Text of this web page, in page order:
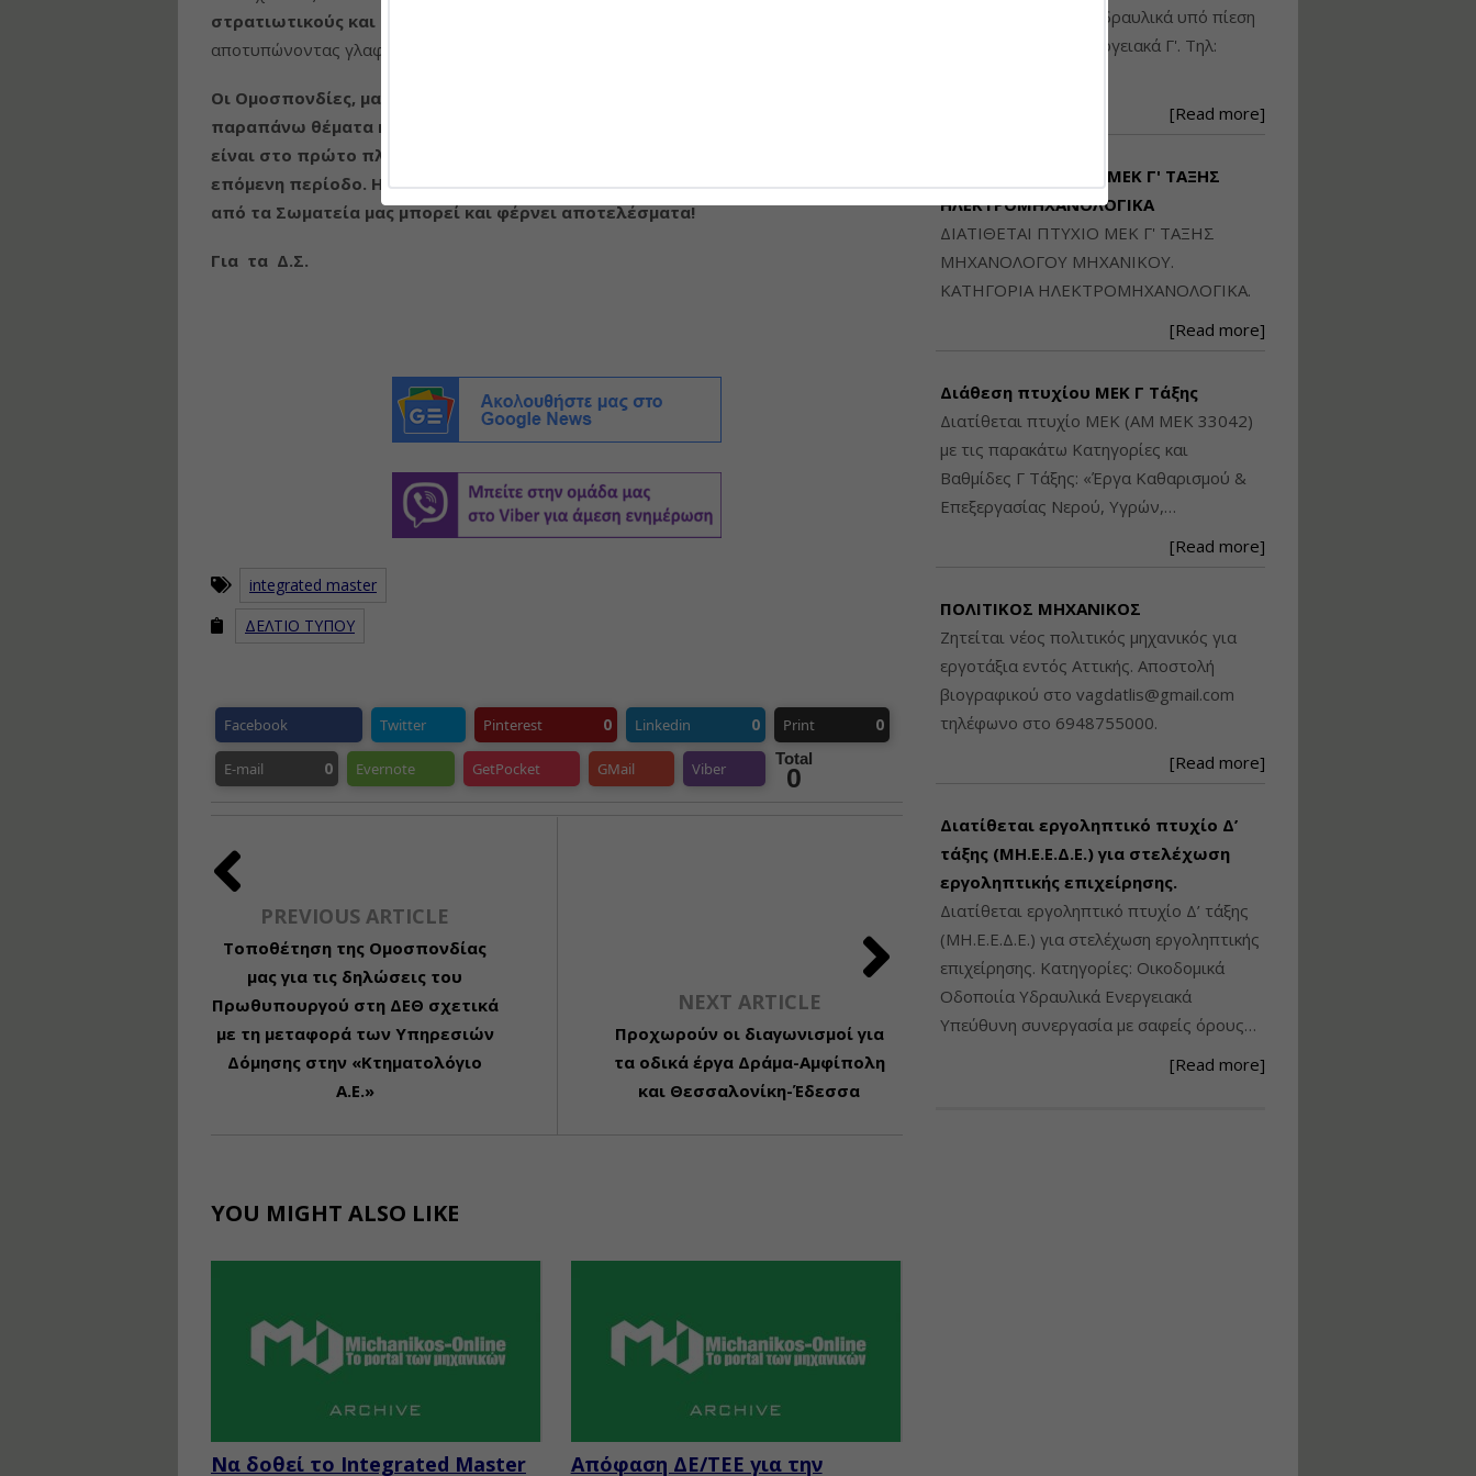
στρατιωτικούς και τους ένστολους (153 και 120 εκατ. € αντίστοιχα),
αποτυπώνοντας γλαφυρά και τις προτεραιότητες της κυβέρνησης.
Οι Ομοσπονδίες, μας από κοινού θα ζητήσουν διευκρινήσεις και λύσεις στα
παραπάνω θέματα και προφανώς οι μισθολογικές μας διεκδικήσεις θα
είναι στο πρώτο πλάνο των κινητοποιήσεων που θα πραγματοποιήσουμε την
επόμενη περίοδο. Η συμμετοχή, η συλλογικότητα και η αγωνιστικότητα γύρω
από τα Σωματεία μας μπορεί και φέρνει αποτελέσματα!
Για τα Δ.Σ.
integrated master
ΔΕΛΤΙΟ ΤΥΠΟΥ
Facebook Twitter Pinterest 0 Linkedin 0 Print 0
E-mail 0 Evernote GetPocket GMail Viber
Total
0
PREVIOUS ARTICLE
Τοποθέτηση της Ομοσπονδίας
μας για τις δηλώσεις του
Πρωθυπουργού στη ΔΕΘ σχετικά
με τη μεταφορά των Υπηρεσιών
Δόμησης στην «Κτηματολόγιο
Α.Ε.»
NEXT ARTICLE
Προχωρούν οι διαγωνισμοί για
τα οδικά έργα Δράμα-Αμφίπολη
και Θεσσαλονίκη-Έδεσσα
YOU MIGHT ALSO LIKE
Να δοθεί το Integrated Master Απόφαση ΔΕ/ΤΕΕ για την
Μηχανικού: Η/Μ Γ', Υδραυλικά υπό πίεση
Β', Βιομηχανικά - Ενεργειακά Γ'. Τηλ:
[Read more]
ΔΙΑΤΙΘΕΤΑΙ ΠΤΥΧΙΟ ΜΕΚ Γ' ΤΑΞΗΣ
ΗΛΕΚΤΡΟΜΗΧΑΝΟΛΟΓΙΚΑ
ΔΙΑΤΙΘΕΤΑΙ ΠΤΥΧΙΟ ΜΕΚ Γ' ΤΑΞΗΣ
ΜΗΧΑΝΟΛΟΓΟΥ ΜΗΧΑΝΙΚΟΥ.
ΚΑΤΗΓΟΡΙΑ ΗΛΕΚΤΡΟΜΗΧΑΝΟΛΟΓΙΚΑ.
[Read more]
Διάθεση πτυχίου ΜΕΚ Γ Τάξης
Διατίθεται πτυχίο ΜΕΚ (ΑΜ ΜΕΚ 33042)
με τις παρακάτω Κατηγορίες και
Βαθμίδες Γ Τάξης: «Έργα Καθαρισμού &
Επεξεργασίας Νερού, Υγρών,…
[Read more]
ΠΟΛΙΤΙΚΟΣ ΜΗΧΑΝΙΚΟΣ
Ζητείται νέος πολιτικός μηχανικός για
εργοτάξια εντός Αττικής. Αποστολή
βιογραφικού στο vagdatlis@gmail.com
τηλέφωνο στο 6948755000.
[Read more]
Διατίθεται εργοληπτικό πτυχίο Δ’
τάξης (ΜΗ.Ε.Ε.Δ.Ε.) για στελέχωση
εργοληπτικής επιχείρησης.
Διατίθεται εργοληπτικό πτυχίο Δ’ τάξης
(ΜΗ.Ε.Ε.Δ.Ε.) για στελέχωση εργοληπτικής
επιχείρησης. Κατηγορίες: Οικοδομικά
Οδοποιία Υδραυλικά Ενεργειακά
Υπεύθυνη συνεργασία με σαφείς όρους…
[Read more]
Ταυτότητα Κτιρίου/
και Πράξη (2024)
Πολεοδομικού
Σχεδιασμού Εντός
Ορίων Πόλεων και
Οικισμών και Εκτός
Εισηγήτρια:
Τιμή από: €145.00
Διάρκεια: 8 ώρες
τεχνολογίας
φωτισμού LED και
Εισηγητής:Στέφανος Τουλόγλου
Τιμή από: €190.00
Διάρκεια: 12 ώρες
Εκπόνηση Τοπικών και
Εισηγητής:
Τιμή από: €130.00
Διάρκεια: 6 ώρες
Επίβλεψη Δημοσίων
Έργων με τον
Ν.4782/2021